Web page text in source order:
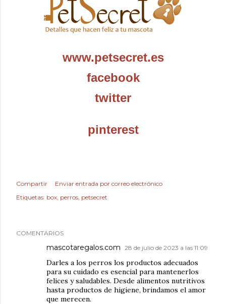
www.petsecret.es
facebook
twitter
pinterest
Compartir
Enviar entrada por correo electrónico
Etiquetas: box perros petsecret
COMENTARIOS
mascotaregalos.com 28 de julio de 2023 a las 11:09
Darles a los perros los productos adecuados
para su cuidado es esencial para mantenerlos
felices y saludables. Desde alimentos nutritivos
hasta productos de higiene, brindamos el amor
que merecen.